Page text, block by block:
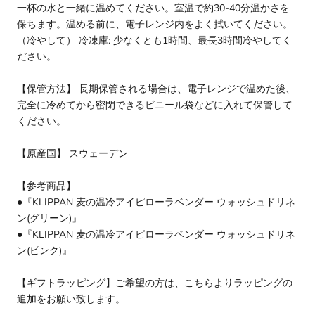
一杯の水と一緒に温めてください。室温で約30-40分温かさを
保ちます。温める前に、電子レンジ内をよく拭いてください。
（冷やして） 冷凍庫: 少なくとも1時間、最長3時間冷やしてく
ださい。
【保管方法】 長期保管される場合は、電子レンジで温めた後、
完全に冷めてから密閉できるビニール袋などに入れて保管して
ください。
【原産国】 スウェーデン
【参考商品】
● 『KLIPPAN 麦の温冷アイピローラベンダー ウォッシュドリネ
ン(グリーン)』
● 『KLIPPAN 麦の温冷アイピローラベンダー ウォッシュドリネ
ン(ピンク)』
【ギフトラッピング】ご希望の方は、 こちらより ラッピングの
追加をお願い致します。